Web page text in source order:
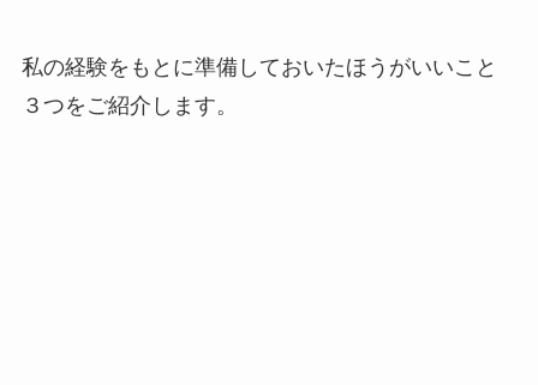
私の経験をもとに準備しておいたほうがいいこと
３つをご紹介します。